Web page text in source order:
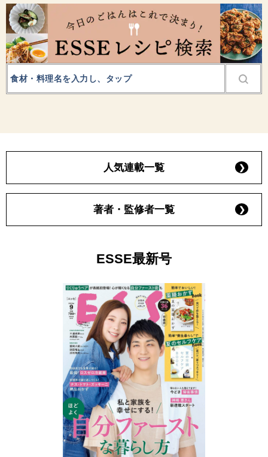
人気連載一覧
著者・監修者一覧
ESSE最新号